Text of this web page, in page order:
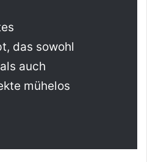
das sowohl
auch
mühelos